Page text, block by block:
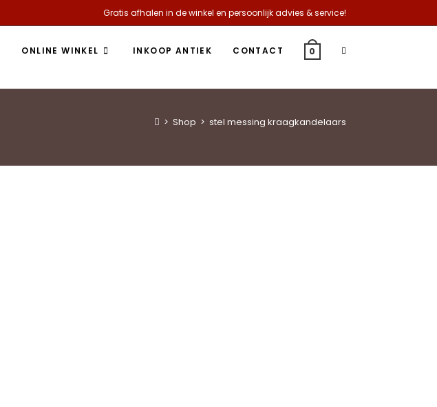
Gratis afhalen in de winkel en persoonlijk advies & service!
ONLINE WINKEL INKOOP ANTIEK CONTACT 0
> Shop > stel messing kraagkandelaars